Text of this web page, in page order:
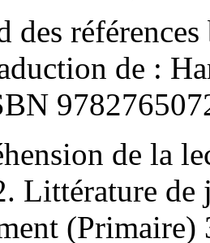
des
de :
de la
Littérature